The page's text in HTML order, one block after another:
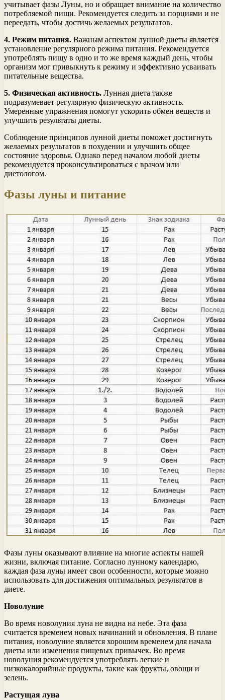
учитывает фазы Луны, но и обращает внимание на количество
потребляемой пищи. Рекомендуется следить за порциями и не
переедать, чтобы достичь желаемых результатов.
4. Режим питания. Важным аспектом лунной диеты является
установление регулярного режима питания. Рекомендуется
употреблять пищу в одно и то же время каждый день, чтобы
организм мог привыкнуть к режиму и эффективно усваивать
питательные вещества.
5. Физическая активность. Лунная диета также
подразумевает регулярную физическую активность.
Умеренные упражнения помогут ускорить обмен веществ и
улучшить результаты диеты.
Соблюдение принципов лунной диеты поможет достигнуть
желаемых результатов в похудении и улучшить общее
состояние здоровья. Однако перед началом любой диеты
рекомендуется проконсультироваться с врачом или
диетологом.
Фазы луны и питание
Фазы луны оказывают влияние на многие аспекты нашей
жизни, включая питание. Согласно лунному календарю,
каждая фаза луны имеет свои особенности, которые можно
использовать для достижения оптимальных результатов в
диете.
Новолуние
Во время новолуния луна не видна на небе. Эта фаза
считается временем новых начинаний и обновления. В плане
питания, новолуние является хорошим временем для начала
диеты или изменения пищевых привычек. Во время
новолуния рекомендуется употреблять легкие и
низкокалорийные продукты, такие как фрукты, овощи и
зелень.
Растущая луна